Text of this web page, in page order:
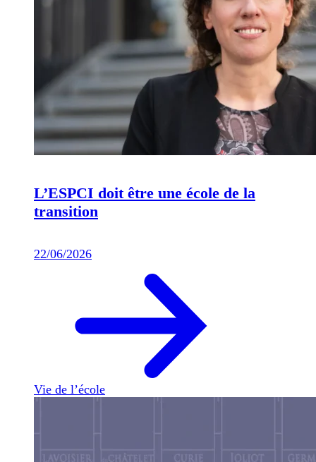
L’ESPCI doit être une école de la
transition
22/06/2026
Vie de l’école